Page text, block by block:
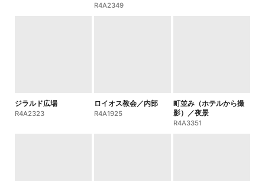
R4A2349
ジラルド広場
R4A2323
ロイオス教会／内部
R4A1925
町並み（ホテルから撮
影）／夜景
R4A3351